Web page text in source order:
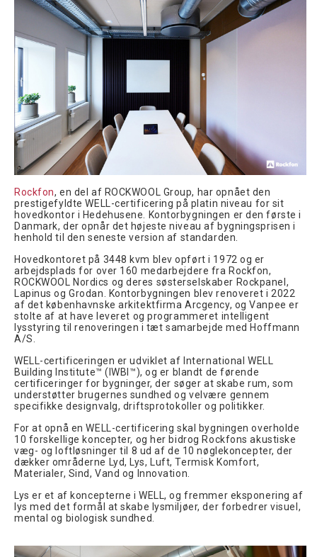
Rockfon, en del af ROCKWOOL Group, har opnået den
prestigefyldte WELL-certificering på platin niveau for sit
hovedkontor i Hedehusene. Kontorbygningen er den første i
Danmark, der opnår det højeste niveau af bygningsprisen i
henhold til den seneste version af standarden.
Hovedkontoret på 3448 kvm blev opført i 1972 og er
arbejdsplads for over 160 medarbejdere fra Rockfon,
ROCKWOOL Nordics og deres søsterselskaber Rockpanel,
Lapinus og Grodan. Kontorbygningen blev renoveret i 2022
af det københavnske arkitektfirma Arcgency, og Vanpee er
stolte af at have leveret og programmeret intelligent
lysstyring til renoveringen i tæt samarbejde med Hoffmann
A/S.
WELL-certificeringen er udviklet af International WELL
Building Institute™ (IWBI™), og er blandt de førende
certificeringer for bygninger, der søger at skabe rum, som
understøtter brugernes sundhed og velvære gennem
specifikke designvalg, driftsprotokoller og politikker.
For at opnå en WELL-certificering skal bygningen overholde
10 forskellige koncepter, og her bidrog Rockfons akustiske
væg- og loftløsninger til 8 ud af de 10 nøglekoncepter, der
dækker områderne Lyd, Lys, Luft, Termisk Komfort,
Materialer, Sind, Vand og Innovation.
Lys er et af koncepterne i WELL, og fremmer eksponering af
lys med det formål at skabe lysmiljøer, der forbedrer visuel,
mental og biologisk sundhed.